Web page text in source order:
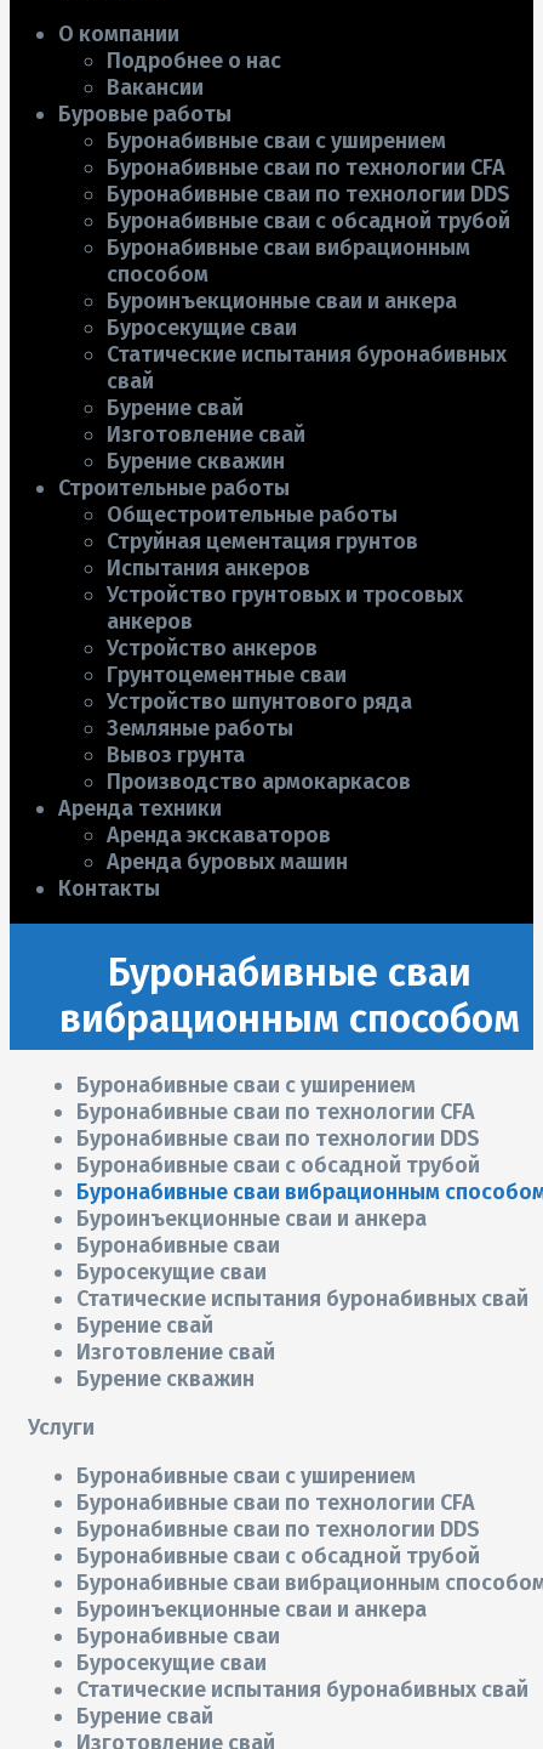
О компании
Подробнее о нас
Вакансии
Буровые работы
Буронабивные сваи с уширением
Буронабивные сваи по технологии CFA
Буронабивные сваи по технологии DDS
Буронабивные сваи с обсадной трубой
Буронабивные сваи вибрационным
способом
Буроинъекционные сваи и анкера
Буросекущие сваи
Статические испытания буронабивных
свай
Бурение свай
Изготовление свай
Бурение скважин
Строительные работы
Общестроительные работы
Струйная цементация грунтов
Испытания анкеров
Устройство грунтовых и тросовых
анкеров
Устройство анкеров
Грунтоцементные сваи
Устройство шпунтового ряда
Земляные работы
Вывоз грунта
Производство армокаркасов
Аренда техники
Аренда экскаваторов
Аренда буровых машин
Контакты
Буронабивные сваи
вибрационным способом
Буронабивные сваи с уширением
Буронабивные сваи по технологии CFA
Буронабивные сваи по технологии DDS
Буронабивные сваи с обсадной трубой
Буронабивные сваи вибрационным
Буроинъекционные сваи и анкера
Буронабивные сваи
Буросекущие сваи
Статические испытания буронабивных свай
Бурение свай
Изготовление свай
Бурение скважин
Услуги
Буронабивные сваи с уширением
Буронабивные сваи по технологии CFA
Буронабивные сваи по технологии DDS
Буронабивные сваи с обсадной трубой
Буронабивные сваи вибрационным
Буроинъекционные сваи и анкера
Буронабивные сваи
Буросекущие сваи
Статические испытания буронабивных свай
Бурение свай
Изготовление свай